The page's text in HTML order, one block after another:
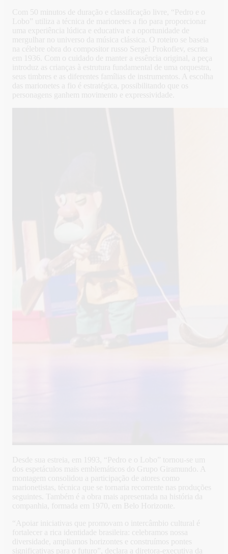
Com 50 minutos de duração e classificação livre, “Pedro e o
Lobo” utiliza a técnica de marionetes a fio para proporcionar
uma experiência lúdica e educativa e a oportunidade de
mergulhar no universo da música clássica. O roteiro se baseia
na célebre obra do compositor russo Sergei Prokofiev, escrita
em 1936. Com o cuidado de manter a essência original, a peça
introduz as crianças à estrutura fundamental de uma orquestra,
seus timbres e as diferentes famílias de instrumentos. A escolha
das marionetes a fio é estratégica, possibilitando que os
personagens ganhem movimento e expressividade.
Desde sua estreia, em 1993, “Pedro e o Lobo” tornou-se um
dos espetáculos mais emblemáticos do Grupo Giramundo. A
montagem consolidou a participação de atores como
marionetistas, técnica que se tornaria recorrente nas produções
seguintes. Também é a obra mais apresentada na história da
companhia, formada em 1970, em Belo Horizonte.
“Apoiar iniciativas que promovam o intercâmbio cultural é
fortalecer a rica identidade brasileira: celebramos nossa
diversidade, ampliamos horizontes e construímos pontes
significativas para o futuro”, declara a diretora-executiva da